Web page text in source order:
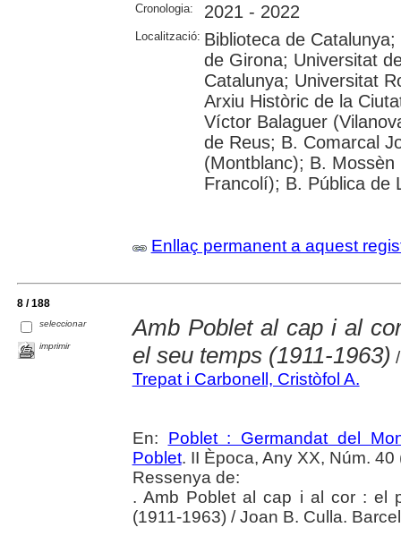
Cronologia: 2021 - 2022
Localització: Biblioteca de
de Girona; Universitat
Catalunya; Universitat
Arxiu Històric de la
Víctor Balaguer
de Reus; B. Comarcal
(Montblanc); B.
Francolí); B. Pública de
Enllaç permanent a aquest
8 / 188
seleccionar
imprimir
Amb Poblet al cap i al
el seu temps (1911-1963)
Trepat i Carbonell, Cristòfol A.
En: Poblet : Germandat del
Poblet. II Època, Any XX, Núm.
Ressenya de:
. Amb Poblet al cap i al cor : el
(1911-1963) / Joan B. Culla.